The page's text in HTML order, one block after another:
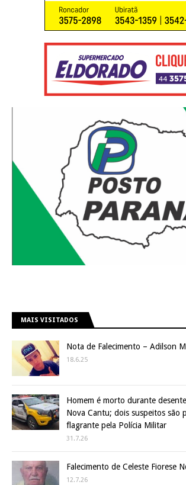
MAIS VISITADOS
Nota de Falecimento – Adilson
18.6.25
Homem é morto durante
Nova Cantu; dois suspeitos são
flagrante pela Polícia Militar
31.7.26
Falecimento de Celeste Fiorese
12.7.26